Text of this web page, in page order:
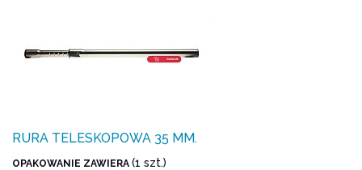
RURA TELESKOPOWA 35 MM.
OPAKOWANIE ZAWIERA (1 szt.)